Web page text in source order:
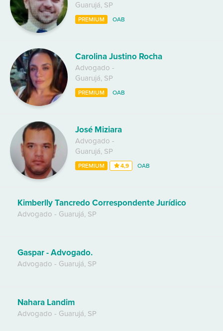
Guarujá, SP
PREMIUM OAB
Carolina Justino Rocha
Advogado -
Guarujá, SP
PREMIUM OAB
José Miziara
Advogado -
Guarujá, SP
PREMIUM 4,9 OAB
Kimberlly Tancredo Correspondente Jurídico
Advogado - Guarujá, SP
Gaspar - Advogado.
Advogado - Guarujá, SP
Nahara Landim
Advogado - Guarujá, SP